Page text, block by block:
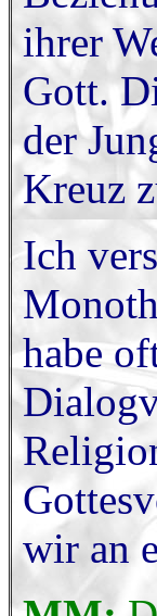
ihrer
Gott.
der
Kreuz
Ich
habe
wir an